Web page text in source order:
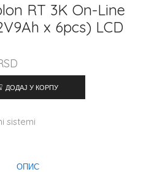
RT 3K On-Line
x 6pcs) LCD
ДОДАЈ У КОРПУ
sistemi
ОПИС